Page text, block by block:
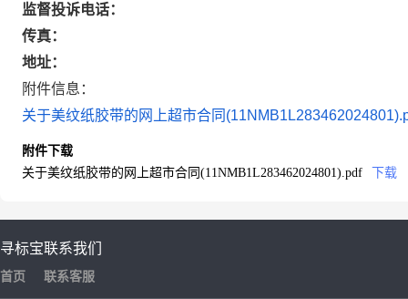
监督投诉电话：
传真：
地址：
附件信息：
关于美纹纸胶带的网上超市合同
附件下载
关于美纹纸胶带的网上超市合同(11NMB1L283462024801).pdf
下载
寻标宝
首页
联系我们
联系客服